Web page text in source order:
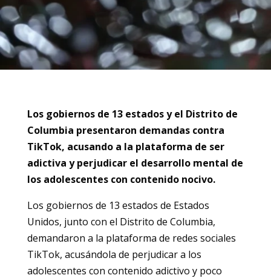
Los gobiernos de 13 estados y el Distrito de
Columbia presentaron demandas contra
TikTok, acusando a la plataforma de ser
adictiva y perjudicar el desarrollo mental de
los adolescentes con contenido nocivo.
Los gobiernos de 13 estados de Estados
Unidos, junto con el Distrito de Columbia,
demandaron a la plataforma de redes sociales
TikTok, acusándola de perjudicar a los
adolescentes con contenido adictivo y poco